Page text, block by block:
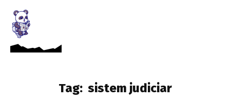
Tag: sistem judiciar